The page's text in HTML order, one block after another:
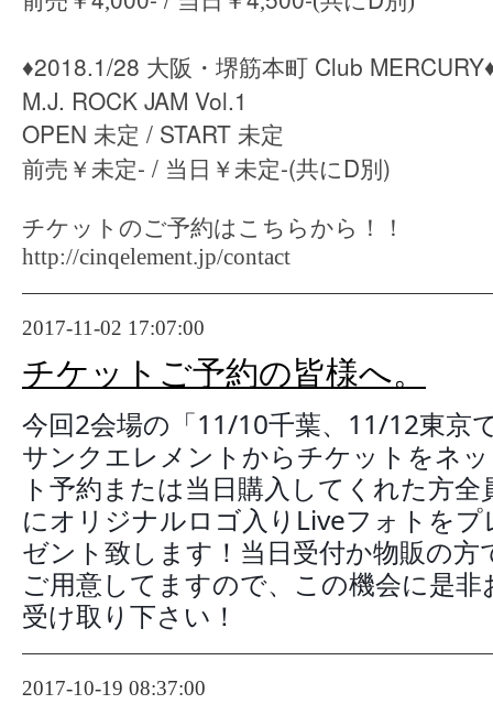
♦︎2018.1/28 大阪・堺筋本町 Club MERCURY
M.J. ROCK JAM Vol.1
OPEN 未定 / START 未定
前売￥未定- / 当日￥未定-(共にD別)
チケットのご予約はこちらから！！
http://cinqelement.jp/contact
2017-11-02 17:07:00
チケットご予約の皆様へ。
今回2会場の「11/10千葉、11/12東京
サンクエレメントからチケットをネッ
ト予約または当日購入してくれた方全
にオリジナルロゴ入りLiveフォトをプ
ゼント致します！当日受付か物販の方
ご用意してますので、この機会に是非
受け取り下さい！
2017-10-19 08:37:00